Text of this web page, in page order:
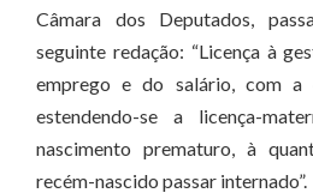
Câmara dos Deputados,
seguinte redação: “Licença à
emprego e do salário, com a
estendendo-se a licença-
nascimento prematuro, à
recém-nascido passar internado”.